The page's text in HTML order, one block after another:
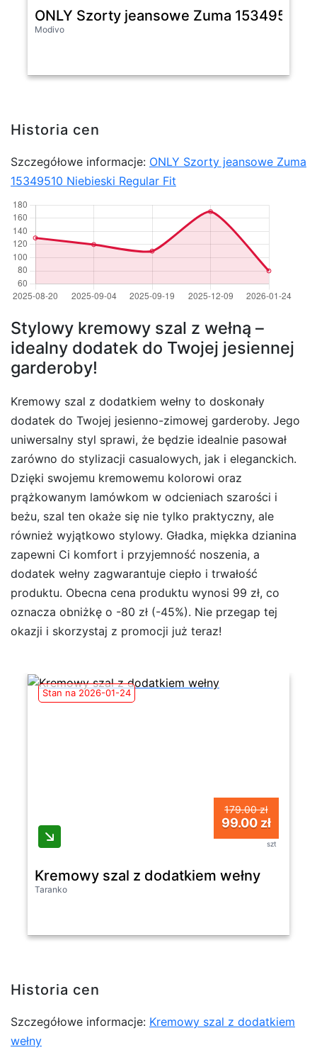
ONLY Szorty jeansowe Zuma 15349510
Modivo
Historia cen
Szczegółowe informacje: ONLY Szorty jeansowe Zuma
15349510 Niebieski Regular Fit
Stylowy kremowy szal z wełną –
idealny dodatek do Twojej jesiennej
garderoby!
Kremowy szal z dodatkiem wełny to doskonały
dodatek do Twojej jesienno-zimowej garderoby. Jego
uniwersalny styl sprawi, że będzie idealnie pasował
zarówno do stylizacji casualowych, jak i eleganckich.
Dzięki swojemu kremowemu kolorowi oraz
prążkowanym lamówkom w odcieniach szarości i
beżu, szal ten okaże się nie tylko praktyczny, ale
również wyjątkowo stylowy. Gładka, miękka dzianina
zapewni Ci komfort i przyjemność noszenia, a
dodatek wełny zagwarantuje ciepło i trwałość
produktu. Obecna cena produktu wynosi 99 zł, co
oznacza obniżkę o -80 zł (-45%). Nie przegap tej
okazji i skorzystaj z promocji już teraz!
Stan na 2026-01-24
179.00 zł
99.00 zł
szt
Kremowy szal z dodatkiem wełny
Taranko
Historia cen
Szczegółowe informacje: Kremowy szal z dodatkiem
wełny